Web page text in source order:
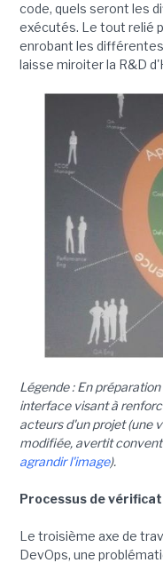
code, quels seront les
exécutés. Le tout relié
enrobant les
laisse miroiter la R&D
Légende : En
interface visant à
acteurs d'un projet (une
modifiée, avertit
agrandir l'image).
Processus de
Le troisième axe de
DevOps, une